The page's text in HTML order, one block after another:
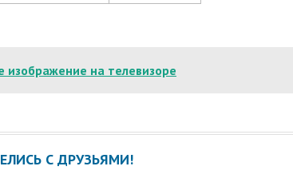
изображение на телевизоре
С ДРУЗЬЯМИ!